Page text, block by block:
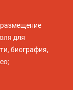
для
биография,